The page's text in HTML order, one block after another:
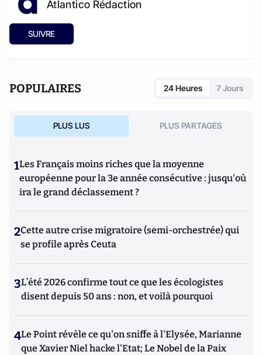
Atlantico Rédaction
SUIVRE
POPULAIRES 24 Heures 7 Jours
PLUS LUS PLUS PARTAGES
1Les Français moins riches que la moyenne
européenne pour la 3e année consécutive : jusqu'où
ira le grand déclassement ?
2Cette autre crise migratoire (semi-orchestrée) qui
se profile après Ceuta
3L’été 2026 confirme tout ce que les écologistes
disent depuis 50 ans : non, et voilà pourquoi
4Le Point révèle ce qu'on sniffe à l'Elysée, Marianne
que Xavier Niel hacke l'Etat; Le Nobel de la Paix